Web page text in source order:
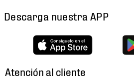
Descarga nuestra APP
Atención al cliente